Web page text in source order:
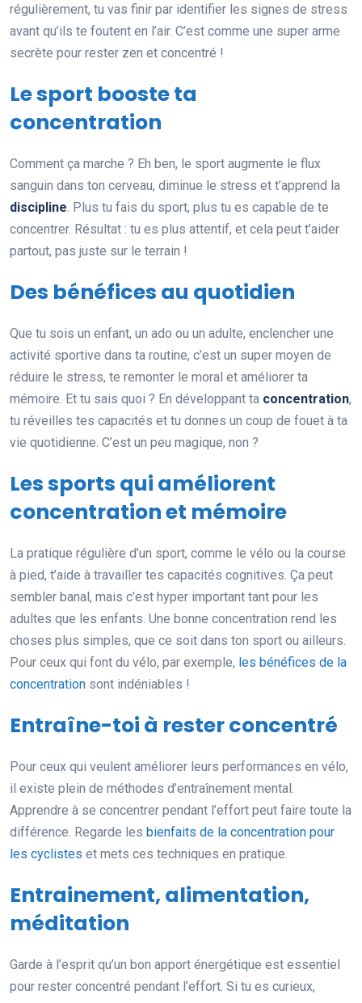
régulièrement, tu vas finir par identifier les signes de stress
avant qu’ils te foutent en l’air. C’est comme une super arme
secrète pour rester zen et concentré !
Le sport booste ta
concentration
Comment ça marche ? Eh ben, le sport augmente le flux
sanguin dans ton cerveau, diminue le stress et t’apprend la
discipline. Plus tu fais du sport, plus tu es capable de te
concentrer. Résultat : tu es plus attentif, et cela peut t’aider
partout, pas juste sur le terrain !
Des bénéfices au quotidien
Que tu sois un enfant, un ado ou un adulte, enclencher une
activité sportive dans ta routine, c’est un super moyen de
réduire le stress, te remonter le moral et améliorer ta
mémoire. Et tu sais quoi ? En développant ta concentration,
tu réveilles tes capacités et tu donnes un coup de fouet à ta
vie quotidienne. C’est un peu magique, non ?
Les sports qui améliorent
concentration et mémoire
La pratique régulière d’un sport, comme le vélo ou la course
à pied, t’aide à travailler tes capacités cognitives. Ça peut
sembler banal, mais c’est hyper important tant pour les
adultes que les enfants. Une bonne concentration rend les
choses plus simples, que ce soit dans ton sport ou ailleurs.
Pour ceux qui font du vélo, par exemple, les bénéfices de la
concentration sont indéniables !
Entraîne-toi à rester concentré
Pour ceux qui veulent améliorer leurs performances en vélo,
il existe plein de méthodes d’entraînement mental.
Apprendre à se concentrer pendant l’effort peut faire toute la
différence. Regarde les bienfaits de la concentration pour
les cyclistes et mets ces techniques en pratique.
Entrainement, alimentation,
méditation
Garde à l’esprit qu’un bon apport énergétique est essentiel
pour rester concentré pendant l’effort. Si tu es curieux,